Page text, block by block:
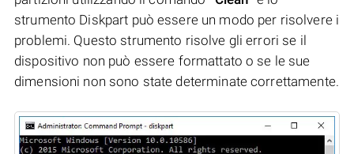
strumento Diskpart può essere un modo per risolvere i
problemi. Questo strumento risolve gli errori se il
dispositivo non può essere formattato o se le sue
dimensioni non sono state determinate correttamente.